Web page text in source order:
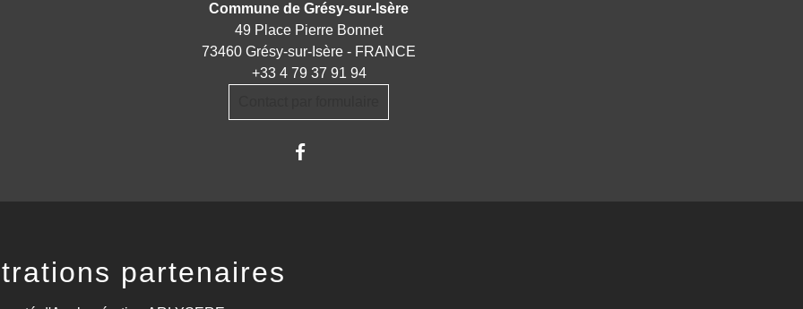
Commune de Grésy-sur-Isère
49 Place Pierre Bonnet
73460 Grésy-sur-Isère - FRANCE
+33 4 79 37 91 94
partenaires